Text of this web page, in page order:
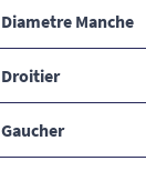
Diametre Manche
Droitier
Gaucher